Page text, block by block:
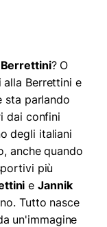
? O
Berrettini e
sta parlando
dai confini
degli italiani
anche quando
più
eJannik
Tutto nasce
un'immagine